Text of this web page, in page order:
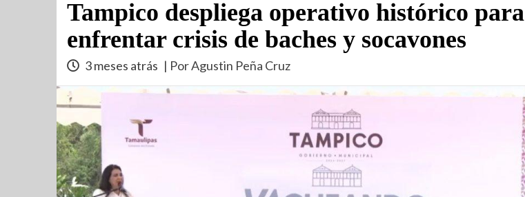
Tampico despliega operativo histórico para
enfrentar crisis de baches y socavones
3 meses atrás | Por Agustin Peña Cruz